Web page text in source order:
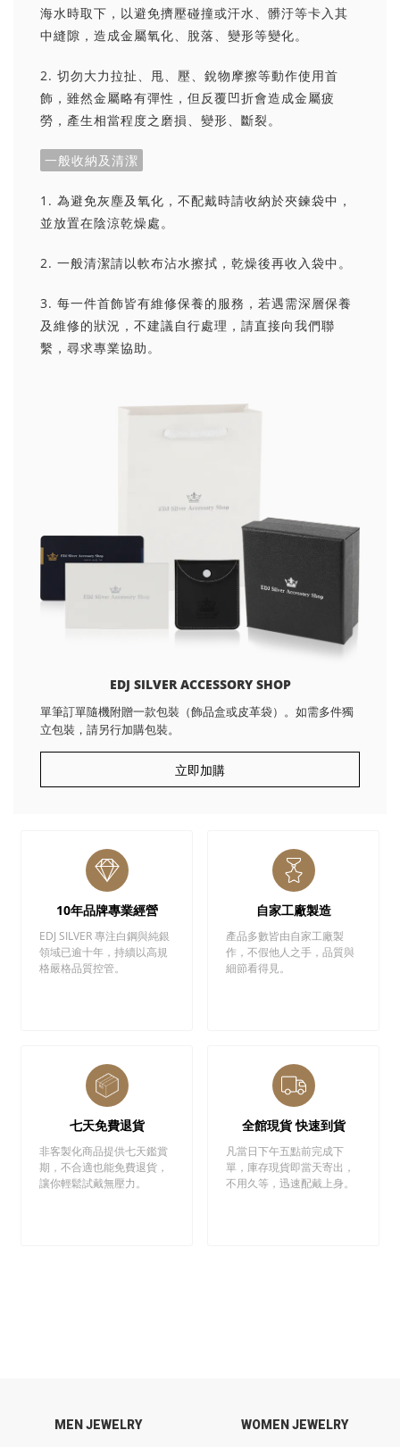
海水時取下，以避免擠壓碰撞或汗水、髒汙等卡入其
中縫隙，造成金屬氧化、脫落、變形等變化。
2. 切勿大力拉扯、甩、壓、銳物摩擦等動作使用首
飾，雖然金屬略有彈性，但反覆凹折會造成金屬疲
勞，產生相當程度之磨損、變形、斷裂。
一般收納及清潔
1. 為避免灰塵及氧化，不配戴時請收納於夾鍊袋中，
並放置在陰涼乾燥處。
2. 一般清潔請以軟布沾水擦拭，乾燥後再收入袋中。
3. 每一件首飾皆有維修保養的服務，若遇需深層保養
及維修的狀況，不建議自行處理，請直接向我們聯
繫，尋求專業協助。
EDJ SILVER ACCESSORY SHOP
單筆訂單隨機附贈一款包裝（飾品盒或皮革袋）。如需多件獨
立包裝，請另行加購包裝。
立即加購
10年品牌專業經營
EDJ SILVER 專注白鋼與純銀
領域已逾十年，持續以高規
格嚴格品質控管。
自家工廠製造
產品多數皆由自家工廠製
作，不假他人之手，品質與
細節看得見。
七天免費退貨
非客製化商品提供七天鑑賞
期，不合適也能免費退貨，
讓你輕鬆試戴無壓力。
全館現貨 快速到貨
凡當日下午五點前完成下
單，庫存現貨即當天寄出，
不用久等，迅速配戴上身。
MEN JEWELRY WOMEN JEWELRY